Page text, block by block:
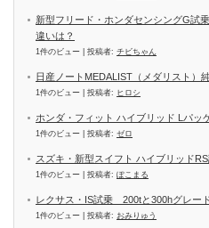
新型フリード・ホンダセンシングG
違いは？
1件のビュー 投稿者: チビちゃん
日産ノートMEDALIST（メダリスト）
1件のビュー 投稿者: ヒロシ
ホンダ・フィット ハイブリッド Lパッ
1件のビュー 投稿者: ゼロ
スズキ・新型スイフト ハイブリッド
1件のビュー 投稿者: ぽこまる
レクサス・IS試乗 200tと300hグレー
1件のビュー 投稿者: おみりゅう